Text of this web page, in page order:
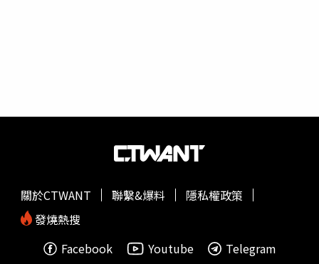
關於CTWANT 聯繫&爆料
隱私權政策
發燒熱搜
Facebook
Youtube Telegram